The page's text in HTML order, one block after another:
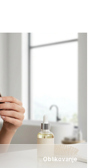
Oblikovanje